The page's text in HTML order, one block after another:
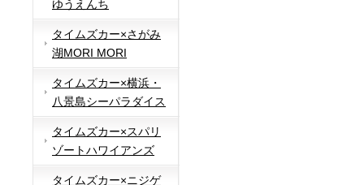
ゆうえんち
タイムズカー×さがみ
湖MORI MORI
タイムズカー×横浜・
八景島シーパラダイス
タイムズカー×スパリ
ゾートハワイアンズ
タイムズカー×ニジゲ